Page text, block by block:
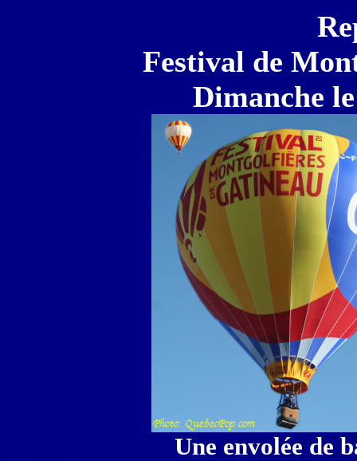
Festival de
Dimanche
Une envolée de